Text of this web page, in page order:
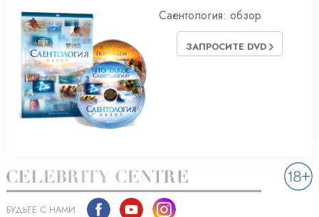
Саентология: обзор
ЗАПРОСИТЕ DVD
БУДЬТЕ С НАМИ